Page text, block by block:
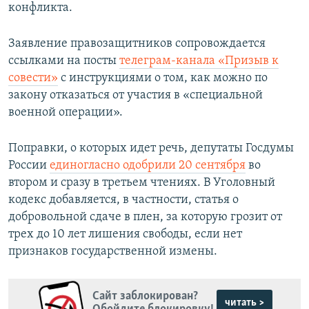
конфликта.
Заявление правозащитников сопровождается
ссылками на посты телеграм-канала «Призыв к
совести» с инструкциями о том, как можно по
закону отказаться от участия в «специальной
военной операции».
Поправки, о которых идет речь, депутаты Госдумы
России единогласно одобрили 20 сентября во
втором и сразу в третьем чтениях. В Уголовный
кодекс добавляется, в частности, статья о
добровольной сдаче в плен, за которую грозит от
трех до 10 лет лишения свободы, если нет
признаков государственной измены.
Сайт заблокирован?
читать >